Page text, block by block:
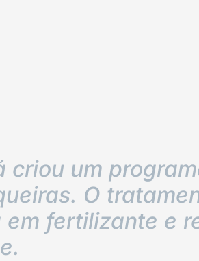
criou um
O
fertilizante e